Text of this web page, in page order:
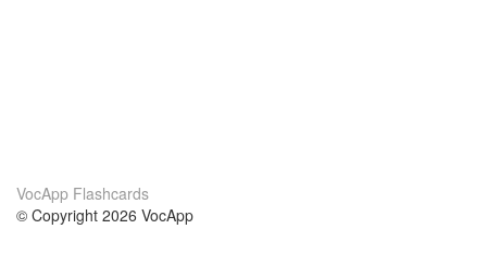
VocApp Flashcards
© Copyright 2026 VocApp